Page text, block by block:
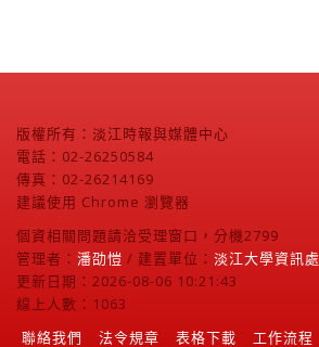
版權所有：淡江時報與媒體中心
電話：02-26250584
傳真：02-26214169
建議使用 Chrome 瀏覽器
個資相關問題請洽受理窗口，分機2799
管理者： 潘劭愷 / 建置單位： 淡江大學資訊處
更新日期：2026-08-06 10:21:43
線上人數：1063
聯絡我們
法令規章 表格下載 工作流程